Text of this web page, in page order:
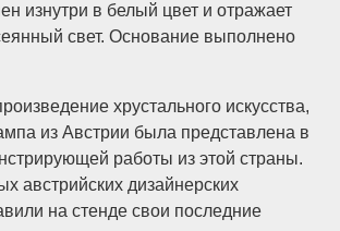
изнутри в белый цвет и отражает
свет. Основание выполнено